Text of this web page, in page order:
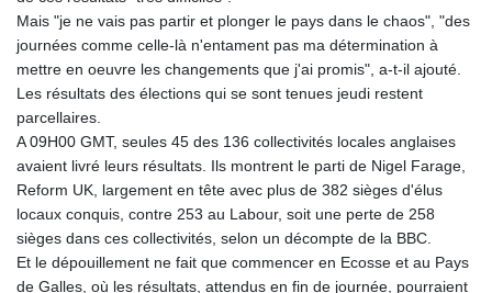
HUF 363.096405
IDR
20580.370421
ILS 3.468234
INR 110.076256
IQD
1509.981237
IRR
1590322.371805
ISK 142.598215
Mais "je ne vais pas partir et plonger le pays dans le chaos", "des
journées comme celle-là n'entament pas ma détermination à
mettre en oeuvre les changements que j'ai promis", a-t-il ajouté.
Les résultats des élections qui se sont tenues jeudi restent
parcellaires.
A 09H00 GMT, seules 45 des 136 collectivités locales anglaises
avaient livré leurs résultats. Ils montrent le parti de Nigel Farage,
Reform UK, largement en tête avec plus de 382 sièges d'élus
locaux conquis, contre 253 au Labour, soit une perte de 258
sièges dans ces collectivités, selon un décompte de la BBC.
Et le dépouillement ne fait que commencer en Ecosse et au Pays
de Galles, où les résultats, attendus en fin de journée, pourraient